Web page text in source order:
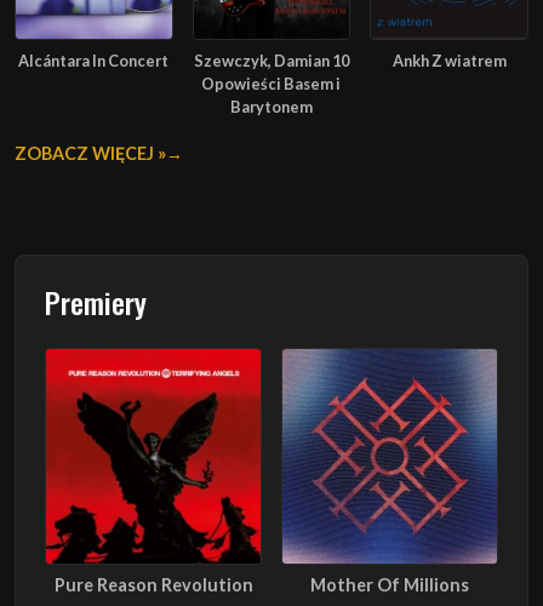
Alcántara In Concert
Szewczyk, Damian 10
Opowieści Basem i
Barytonem
Ankh Z wiatrem
ZOBACZ WIĘCEJ »
Premiery
Pure Reason Revolution Mother Of Millions